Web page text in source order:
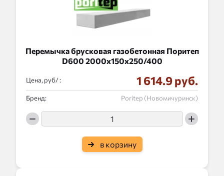
Перемычка брусковая газобетонная Поритеп
D600 2000x150x250/400
Цена, руб/ : 1 614.9 руб.
Бренд: Poritep (Новомичуринск)
в корзину